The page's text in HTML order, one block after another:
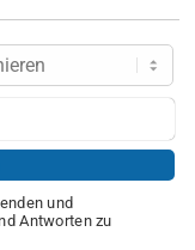
und
Antworten zu